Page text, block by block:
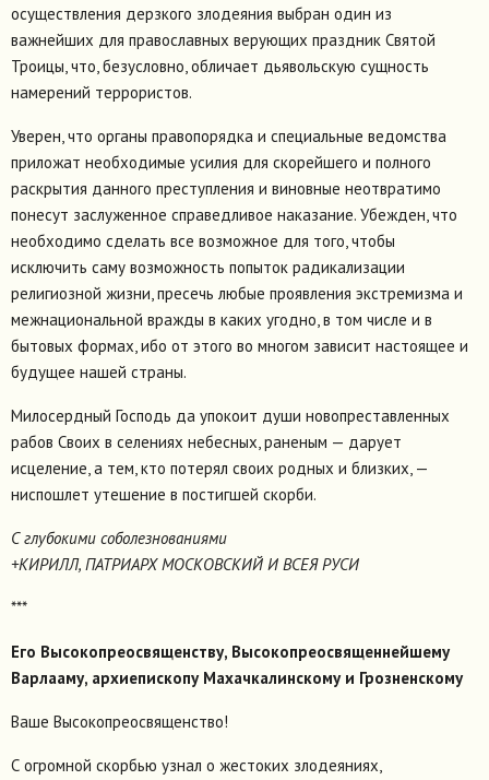
осуществления дерзкого злодеяния выбран один из
важнейших для православных верующих праздник Святой
Троицы, что, безусловно, обличает дьявольскую сущность
намерений террористов.
Уверен, что органы правопорядка и специальные ведомства
приложат необходимые усилия для скорейшего и полного
раскрытия данного преступления и виновные неотвратимо
понесут заслуженное справедливое наказание. Убежден, что
необходимо сделать все возможное для того, чтобы
исключить саму возможность попыток радикализации
религиозной жизни, пресечь любые проявления экстремизма и
межнациональной вражды в каких угодно, в том числе и в
бытовых формах, ибо от этого во многом зависит настоящее и
будущее нашей страны.
Милосердный Господь да упокоит души новопреставленных
рабов Своих в селениях небесных, раненым — дарует
исцеление, а тем, кто потерял своих родных и близких, —
ниспошлет утешение в постигшей скорби.
С глубокими соболезнованиями
+КИРИЛЛ, ПАТРИАРХ МОСКОВСКИЙ И ВСЕЯ РУСИ
***
Его Высокопреосвященству, Высокопреосвященнейшему
Варлааму, архиепископу Махачкалинскому и Грозненскому
Ваше Высокопреосвященство!
С огромной скорбью узнал о жестоких злодеяниях,